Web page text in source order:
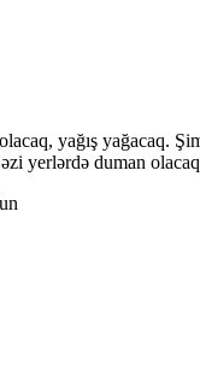
yağış yağacaq.
yerlərdə duman